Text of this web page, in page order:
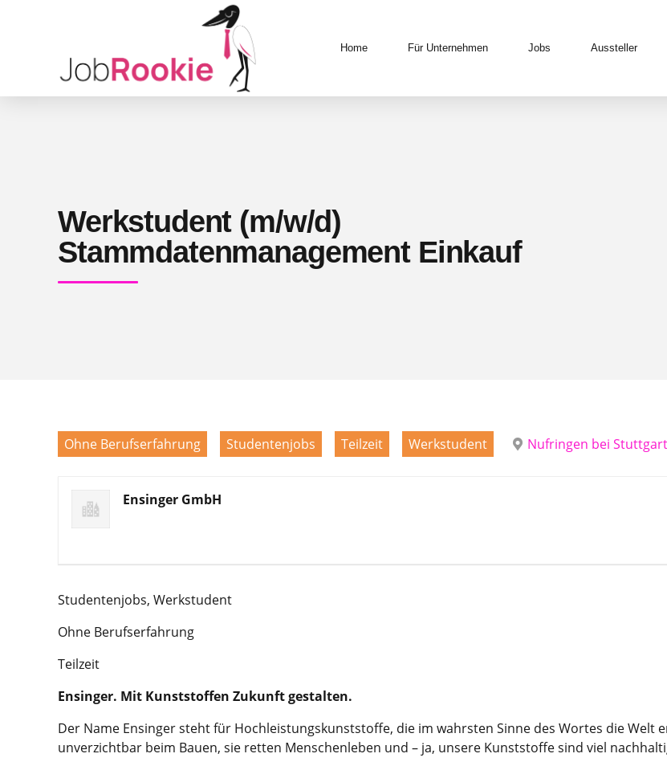
Home Für Unternehmen Jobs Aussteller
Werkstudent (m/w/d)
Stammdatenmanagement Einkauf
Ohne Berufserfahrung Studentenjobs Teilzeit Werkstudent Nufringen bei Stuttgart
Ensinger GmbH
Studentenjobs, Werkstudent
Ohne Berufserfahrung
Teilzeit
Ensinger. Mit Kunststoffen Zukunft gestalten.
Der Name Ensinger steht für Hochleistungskunststoffe, die im wahrsten Sinne des Wortes die Welt
unverzichtbar beim Bauen, sie retten Menschenleben und – ja, unsere Kunststoffe sind viel